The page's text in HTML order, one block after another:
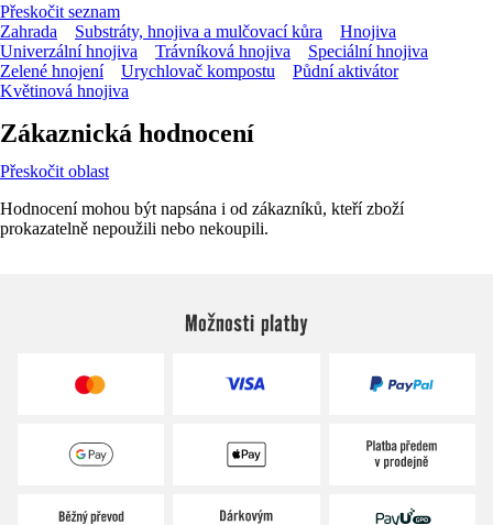
Přeskočit seznam
Zahrada
Substráty, hnojiva a mulčovací kůra
Hnojiva
Univerzální hnojiva
Trávníková hnojiva
Speciální hnojiva
Zelené hnojení
Urychlovač kompostu
Půdní aktivátor
Květinová hnojiva
Zákaznická hodnocení
Přeskočit oblast
Hodnocení mohou být napsána i od zákazníků, kteří zboží
prokazatelně nepoužili nebo nekoupili.
Možnosti platby